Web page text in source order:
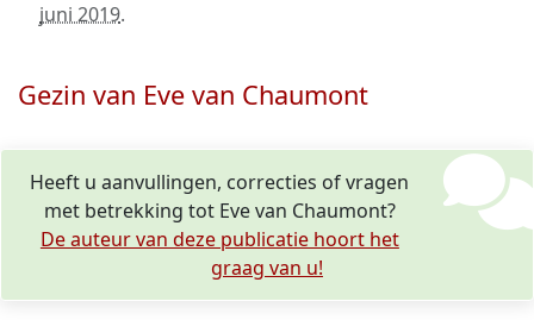
juni 2019.
Gezin van Eve van Chaumont
Heeft u aanvullingen, correcties of vragen
met betrekking tot Eve van Chaumont?
De auteur van deze publicatie hoort het
graag van u!